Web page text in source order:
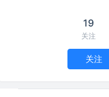
19
关注
关注